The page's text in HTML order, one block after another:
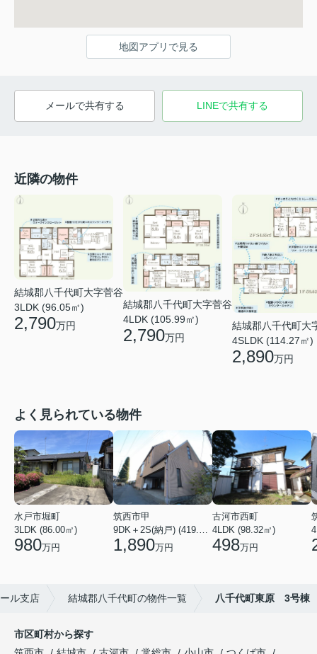
地図アプリで見る
メールで共有する LINEで共有する
近隣の物件
結城郡八千代町大字菅谷
3LDK (96.05㎡)
2,790万円
結城郡八千代町大字菅谷
4LDK (105.99㎡)
2,790万円
結城郡八千代町大
4SLDK (114.27㎡)
2,890万円
よく見られている物件
水戸市堀町
3LDK (86.00㎡)
980万円
筑西市甲
1,890万円
古河市西町
4LDK (98.32㎡)
498万円
ル支店 結城郡八千代町の物件一覧 八千代町東原 3号棟
市区町村から探す